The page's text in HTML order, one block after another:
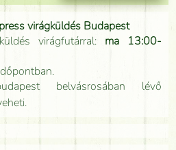
virágküldés Budapest
virágfutárral: ma 13:00-
belvásrosában lévő